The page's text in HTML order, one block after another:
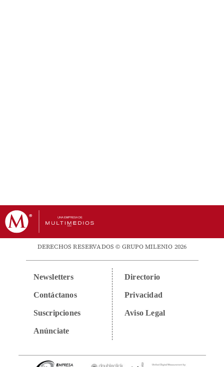
DERECHOS RESERVADOS © GRUPO MILENIO 2026
Newsletters
Contáctanos
Suscripciones
Anúnciate
Directorio
Privacidad
Aviso Legal